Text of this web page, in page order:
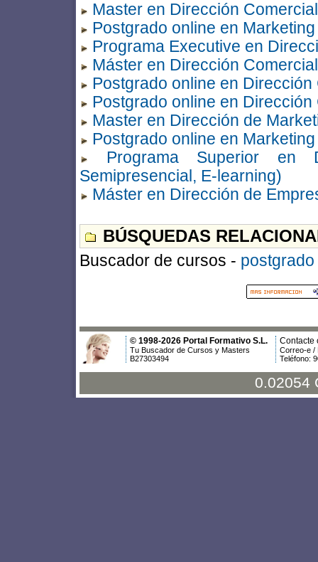
Master en Dirección
Postgrado online en
Programa Executive en
Máster en Dirección
Postgrado online en
Postgrado online en
Master en Dirección de
Postgrado online en Marketing
Programa Superior en
Semipresencial, E-learning)
Máster en Dirección de
BÚSQUEDAS
Buscador de cursos - postgrado
© 1998-2026 Portal Formativo S.L.
Tu Buscador de Cursos y Masters
B27303494
Contacte
Correo-e /
Teléfono:
0.02054